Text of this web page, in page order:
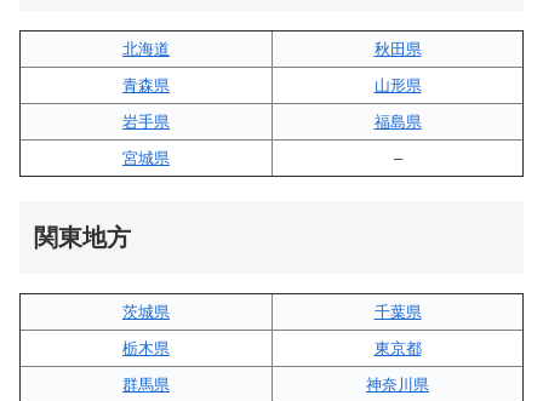
北海道
秋田県
青森県
山形県
岩手県
福島県
宮城県
–
関東地方
茨城県
千葉県
栃木県
東京都
群馬県
神奈川県